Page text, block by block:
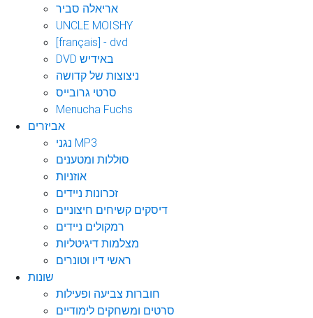
אריאלה סביר
UNCLE MOISHY
[français] - dvd
DVD באידיש
ניצוצות של קדושה
סרטי גרובייס
Menucha Fuchs
אביזרים
נגני MP3
סוללות ומטענים
אוזניות
זכרונות ניידים
דיסקים קשיחים חיצוניים
רמקולים ניידים
מצלמות דיגיטליות
ראשי דיו וטונרים
שונות
חוברות צביעה ופעילות
סרטים ומשחקים לימודיים